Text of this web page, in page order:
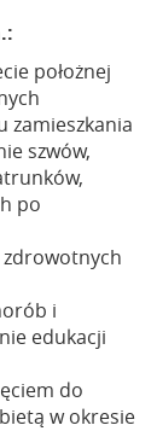
położnej
zamieszkania
szwów,
po
i
edukacji
do
w okresie